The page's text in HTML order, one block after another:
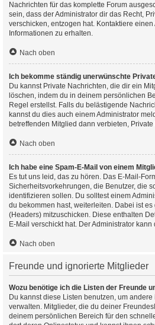
Nachrichten für das komplette Forum
sein, dass der Administrator dir das Recht,
verschicken, entzogen hat. Kontaktiere einen
Informationen zu erhalten.
Nach oben
Ich bekomme ständig unerwünschte
Du kannst Private Nachrichten, die dir ein
löschen, indem du in deinem persönlichen
Regel erstellst. Falls du belästigende
kannst du dies auch einem Administrator
betreffenden Mitglied dann verbieten,
Nach oben
Ich habe eine Spam-E-Mail von einem
Es tut uns leid, das zu hören. Das E-Mail-
Sicherheitsvorkehrungen, die Benutzer, die
identifizieren sollen. Du solltest einem
du bekommen hast, weiterleiten. Dabei ist
(Headers) mitzuschicken. Diese enthalten
E-Mail verschickt hat. Der Administrator
Nach oben
Freunde und ignorierte Mitglieder
Wozu benötige ich die Listen der Freunde
Du kannst diese Listen benutzen, um
verwalten. Mitglieder, die du deiner
deinem persönlichen Bereich für den